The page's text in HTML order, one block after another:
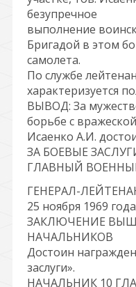
безупречное
выполнение
Бригадой в этом
самолета.
По службе
характеризуется
ВЫВОД: За
борьбе с
Исаенко А.И.
ЗА БОЕВЫЕ
ГЛАВНЫЙ
ГЕНЕРАЛ-
25 ноября 1969 года
ЗАКЛЮЧЕНИЕ
НАЧАЛЬНИКОВ
Достоин
заслуги».
НАЧАЛЬНИК 10